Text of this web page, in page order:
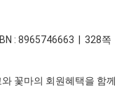
: 8965746663 | 328쪽
꽃마의 회원혜택을 함께